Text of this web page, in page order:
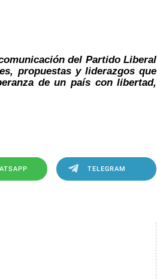
del Partido Liberal
propuestas y liderazgos que
de un país con libertad,
TELEGRAM